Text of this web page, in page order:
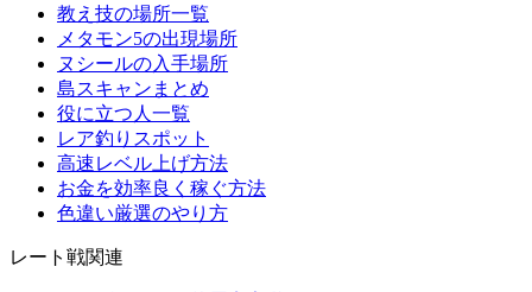
教え技の場所一覧
メタモン5の出現場所
ヌシールの入手場所
島スキャンまとめ
役に立つ人一覧
レア釣りスポット
高速レベル上げ方法
お金を効率良く稼ぐ方法
色違い厳選のやり方
レート戦関連